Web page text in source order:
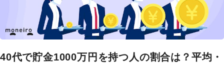
40代で貯金1000万円を持つ人の割合は？平均・